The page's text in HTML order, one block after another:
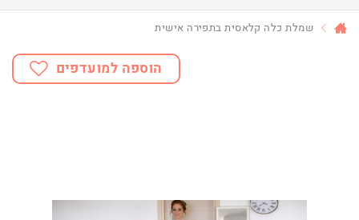
שמלת כלה קלאסית בתפירה אישית
הוספה למועדפים